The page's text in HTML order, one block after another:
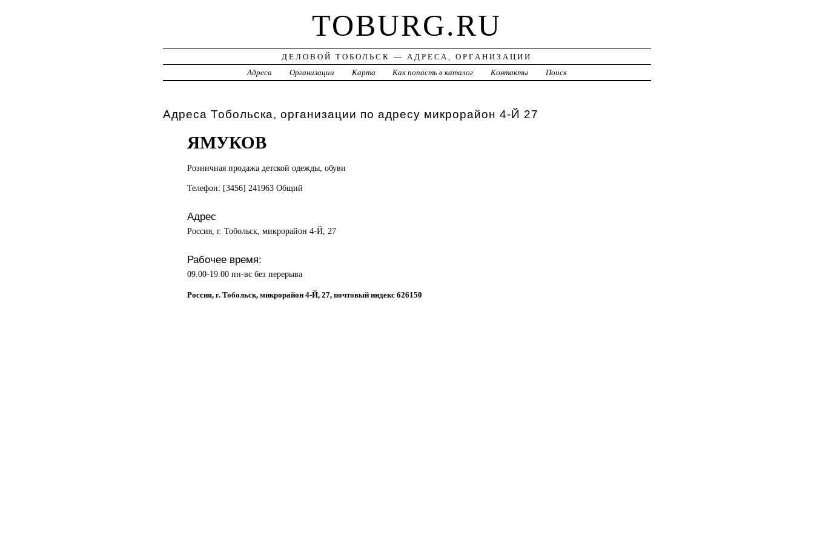
TOBURG.RU
ДЕЛОВОЙ ТОБОЛЬСК — АДРЕСА, ОРГАНИЗАЦИИ
Адреса
Организации Карта Как попасть в каталог Контакты Поиск
Адреса Тобольска, организации по адресу микрорайон 4-Й 27
ЯМУКОВ
Розничная продажа детской одежды, обуви
Телефон: [3456] 241963 Общий
Адрес
Россия, г. Тобольск, микрорайон 4-Й, 27
Рабочее время:
09.00-19.00 пн-вс без перерыва
Россия, г. Тобольск, микрорайон 4-Й, 27, почтовый индекс 626150